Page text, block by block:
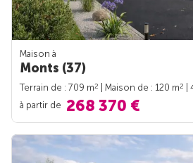
Maison à
Monts (37)
Terrain de : 709 m2 | Maison de : 120 m2
|
à partir de 268 370 €